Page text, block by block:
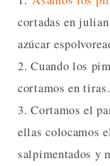
cortadas en
azúcar
2. Cuando los
cortamos en
3. Cortamos el
ellas colocamos
salpimentados y